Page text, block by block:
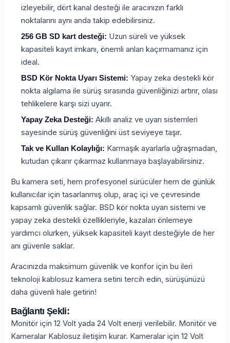
izleyebilir, dört kanal desteği ile aracınızın farklı
noktalarını aynı anda takip edebilirsiniz.
256 GB SD kart desteği: Uzun süreli ve yüksek
kapasiteli kayıt imkanı, önemli anları kaçırmamanız için
ideal.
BSD Kör Nokta Uyarı Sistemi: Yapay zeka destekli kör
nokta algılama ile sürüş sırasında güvenliğinizi artırır, olası
tehlikelere karşı sizi uyarır.
Yapay Zeka Desteği: Akıllı analiz ve uyarı sistemleri
sayesinde sürüş güvenliğini üst seviyeye taşır.
Tak ve Kullan Kolaylığı: Karmaşık ayarlarla uğraşmadan,
kutudan çıkarır çıkarmaz kullanmaya başlayabilirsiniz.
Bu kamera seti, hem profesyonel sürücüler hem de günlük
kullanıcılar için tasarlanmış olup, araç içi ve çevresinde
kapsamlı güvenlik sağlar. BSD kör nokta uyarı sistemi ve
yapay zeka destekli özellikleriyle, kazaları önlemeye
yardımcı olurken, yüksek kapasiteli kayıt desteğiyle de her
anı güvenle saklar.
Aracınızda maksimum güvenlik ve konfor için bu ileri
teknoloji kablosuz kamera setini tercih edin, sürüşünüzü
daha güvenli hale getirin!
Bağlantı Şekli:
Monitör için 12 Volt yada 24 Volt enerji verilebilir. Monitör ve
Kameralar Kablosuz iletişim kurar. Kameralar için 12 Volt